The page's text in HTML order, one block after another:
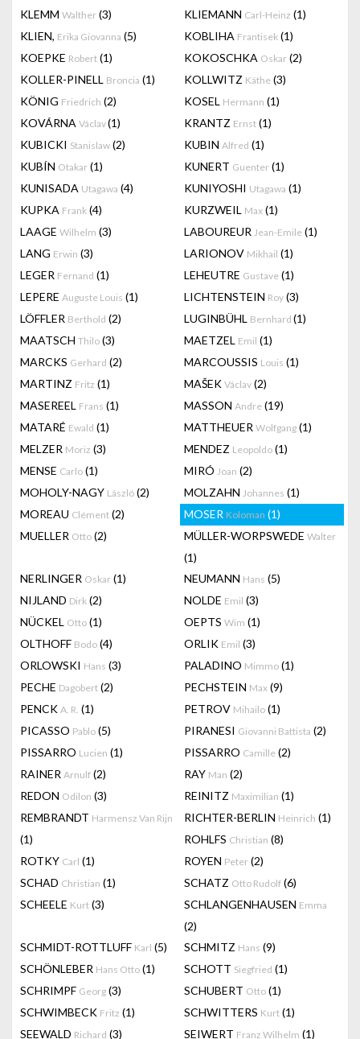
KLEMM Walther (3) KLIEMANN Carl-Heinz (1)
KLIEN, Erika Giovanna (5) KOBLIHA Frantisek (1)
KOEPKE Robert (1) KOKOSCHKA Oskar (2)
KOLLER-PINELL Broncia (1) KOLLWITZ Käthe (3)
KÖNIG Friedrich (2) KOSEL Hermann (1)
KOVÁRNA Václav(1) KRANTZ Ernst (1)
KUBICKI Stanislaw (2) KUBIN Alfred (1)
KUBÍN Otakar (1) KUNERT Guenter (1)
KUNISADA Utagawa (4) KUNIYOSHI Utagawa (1)
KUPKA Frank (4) KURZWEIL Max (1)
LAAGE Wilhelm (3) LABOUREUR Jean-Emile (1)
LANG Erwin (3) LARIONOV Mikhail (1)
LEGER Fernand (1) LEHEUTRE Gustave (1)
LEPERE Auguste Louis (1) LICHTENSTEIN Roy (3)
LÖFFLER Berthold (2) LUGINBÜHL Bernhard (1)
MAATSCH Thilo (3) MAETZEL Emil (1)
MARCKS Gerhard (2) MARCOUSSIS Louis (1)
MARTINZ Fritz (1) MAŠEK Václav (2)
MASEREEL Frans (1) MASSON Andre (19)
MATARÉ Ewald (1) MATTHEUER Wolfgang (1)
MELZER Moriz (3) MENDEZ Leopoldo (1)
MENSE Carlo (1) MIRÓ Joan (2)
MOHOLY-NAGY László (2) MOLZAHN Johannes (1)
MOREAU Clément (2) MOSER Koloman (1)
MUELLER Otto (2) MÜLLER-WORPSWEDE Walter
(1)
NERLINGER Oskar (1) NEUMANN Hans (5)
NIJLAND Dirk (2) NOLDE Emil (3)
NÜCKEL Otto (1) OEPTS Wim (1)
OLTHOFF Bodo (4) ORLIK Emil (3)
ORLOWSKI Hans (3) PALADINO Mimmo (1)
PECHE Dagobert (2) PECHSTEIN Max (9)
PENCK A. R. (1) PETROV Mihailo (1)
PICASSO Pablo (5) PIRANESI Giovanni Battista (2)
PISSARRO Lucien (1) PISSARRO Camille (2)
RAINER Arnulf (2) RAY Man (2)
REDON Odilon (3) REINITZ Maximilian (1)
REMBRANDT Harmensz Van Rijn
(1)
RICHTER-BERLIN Heinrich (1)
ROHLFS Christian (8)
ROTKY Carl (1) ROYEN Peter (2)
SCHAD Christian (1) SCHATZ Otto Rudolf (6)
SCHEELE Kurt (3) SCHLANGENHAUSEN Emma
(2)
SCHMIDT-ROTTLUFF Karl (5) SCHMITZ Hans (9)
SCHÖNLEBER Hans Otto (1) SCHOTT Siegfried (1)
SCHRIMPF Georg (3) SCHUBERT Otto (1)
SCHWIMBECK Fritz (1) SCHWITTERS Kurt (1)
SEEWALD Richard (3) SEIWERT Franz Wilhelm (1)